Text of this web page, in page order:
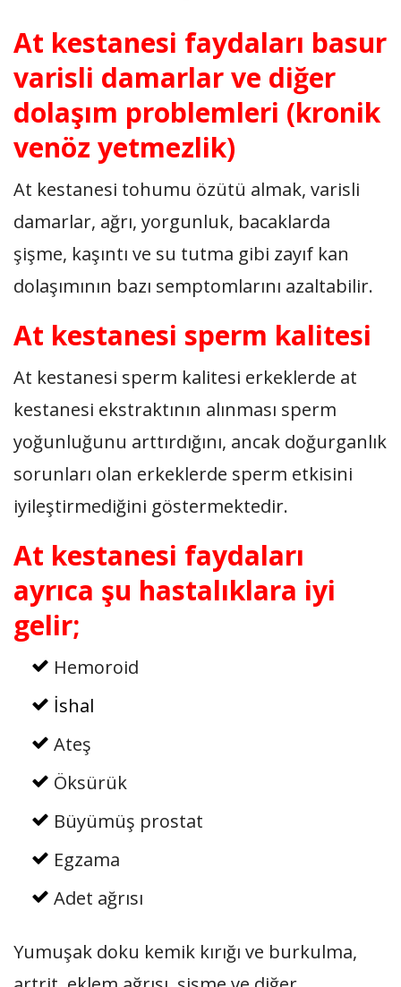
At kestanesi faydaları basur
varisli damarlar ve diğer
dolaşım problemleri (kronik
venöz yetmezlik)
At kestanesi tohumu özütü almak, varisli
damarlar, ağrı, yorgunluk, bacaklarda
şişme, kaşıntı ve su tutma gibi zayıf kan
dolaşımının bazı semptomlarını azaltabilir.
At kestanesi sperm kalitesi
At kestanesi sperm kalitesi erkeklerde at
kestanesi ekstraktının alınması sperm
yoğunluğunu arttırdığını, ancak doğurganlık
sorunları olan erkeklerde sperm etkisini
iyileştirmediğini göstermektedir.
At kestanesi faydaları
ayrıca şu hastalıklara iyi
gelir;
Hemoroid
İshal
Ateş
Öksürük
Büyümüş prostat
Egzama
Adet ağrısı
Yumuşak doku kemik kırığı ve burkulma,